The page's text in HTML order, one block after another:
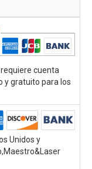
cuenta
y gratuito para los
Unidos y